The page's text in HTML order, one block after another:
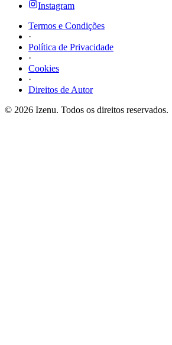
Instagram
Termos e Condições
·
Política de Privacidade
·
Cookies
·
Direitos de Autor
© 2026 Izenu. Todos os direitos reservados.